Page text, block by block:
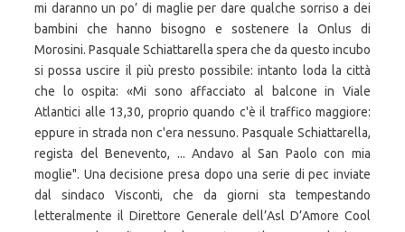
mi daranno un po’ di maglie per dare qualche sorriso a dei
bambini che hanno bisogno e sostenere la Onlus di
Morosini. Pasquale Schiattarella spera che da questo incubo
si possa uscire il più presto possibile: intanto loda la città
che lo ospita: «Mi sono affacciato al balcone in Viale
Atlantici alle 13,30, proprio quando c'è il traffico maggiore:
eppure in strada non c'era nessuno. Pasquale Schiattarella,
regista del Benevento, ... Andavo al San Paolo con mia
moglie". Una decisione presa dopo una serie di pec inviate
dal sindaco Visconti, che da giorni sta tempestando
letteralmente il Direttore Generale dell’Asl D’Amore Cool